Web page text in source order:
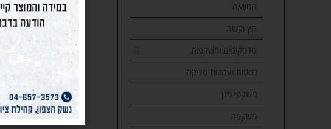
221₪
הסוואה
חץ וקשת
טלסקופים ומשקפות
כספות ועמדות פריקה
משקפי מגן
משקפת